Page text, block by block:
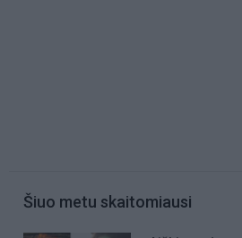
Šiuo metu skaitomiausi